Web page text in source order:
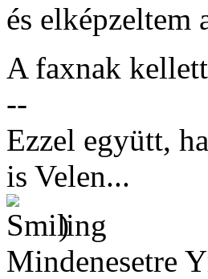
és elképzeltem
A faxnak
--
Ezzel együtt,
is Velen...
)
Mindenesetre